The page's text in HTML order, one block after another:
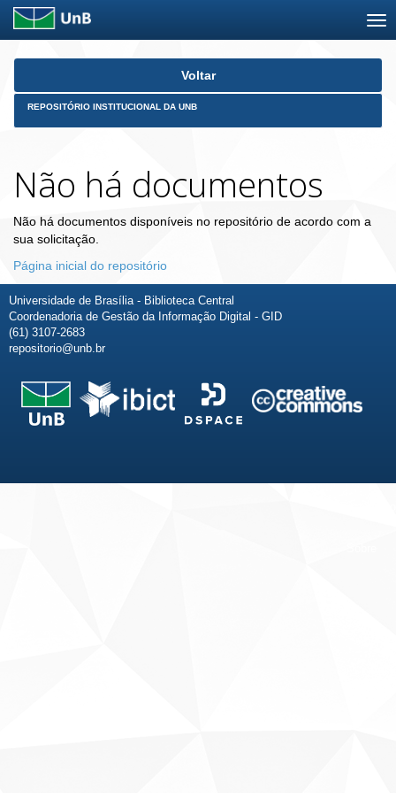
Skip
Voltar
REPOSITÓRIO INSTITUCIONAL DA UNB
Não há documentos
Não há documentos disponíveis no repositório de acordo com a
sua solicitação.
Página inicial do repositório
Universidade de Brasília - Biblioteca Central
Coordenadoria de Gestão da Informação Digital - GID
(61) 3107-2683
repositorio@unb.br